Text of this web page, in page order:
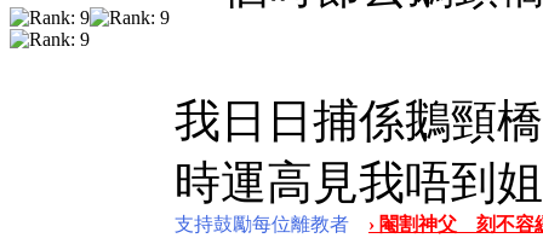
我日日捕係鵝頸
時運高見我唔到
支持鼓勵每位離教者
› 閹割神父 刻不容